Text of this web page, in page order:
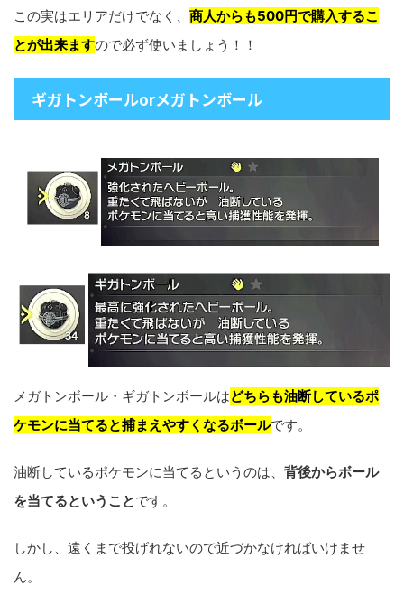
この実はエリアだけでなく、 商人からも500円で購入するこ
とが出来ますので必ず使いましょう！！
ギガトンボールorメガトンボール
メガトンボール・ギガトンボールはどちらも油断しているポ
ケモンに当てると捕まえやすくなるボールです。
油断しているポケモンに当てるというのは、 背後からボール
を当てるということです。
しかし、遠くまで投げれないので近づかなければいけませ
ん。